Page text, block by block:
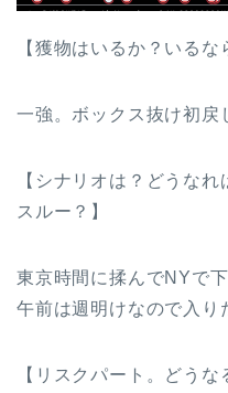
【獲物はいるか？いるな
一強。ボックス抜け初戻
【シナリオは？どうな
スルー？】
東京時間に揉んでNYで
午前は週明けなので入り
【リスクパート。どうな